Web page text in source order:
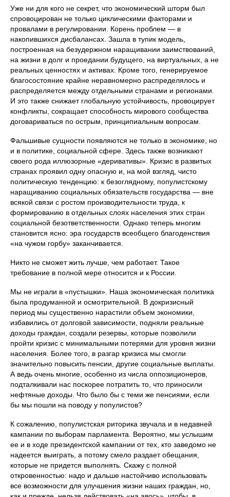
Уже ни для кого не секрет, что экономический шторм был
спровоцирован не только циклическими факторами и
провалами в регулировании. Корень проблем — в
накопившихся дисбалансах. Зашла в тупик модель,
построенная на безудержном наращивании заимствований,
на жизни в долг и проедании будущего, на виртуальных, а не
реальных ценностях и активах. Кроме того, генерируемое
благосостояние крайне неравномерно распределялось и
распределяется между отдельными странами и регионами.
И это также снижает глобальную устойчивость, провоцирует
конфликты, сокращает способность мирового сообщества
договариваться по острым, принципиальным вопросам.
Фальшивые сущности появляются не только в экономике, но
и в политике, социальной сфере. Здесь также возникают
своего рода иллюзорные «деривативы». Кризис в развитых
странах проявил одну опасную и, на мой взгляд, чисто
политическую тенденцию: к безоглядному, популистскому
наращиванию социальных обязательств государства — вне
всякой связи с ростом производительности труда, к
формированию в отдельных слоях населения этих стран
социальной безответственности. Однако теперь многим
становится ясно: эра государств всеобщего благоденствия
«на чужом горбу» заканчивается.
Никто не сможет жить лучше, чем работает. Такое
требование в полной мере относится и к России.
Мы не играли в «пустышки». Наша экономическая политика
была продуманной и осмотрительной. В докризисный
период мы существенно нарастили объем экономики,
избавились от долговой зависимости, подняли реальные
доходы граждан, создали резервы, которые позволили
пройти кризис с минимальными потерями для уровня жизни
населения. Более того, в разгар кризиса мы смогли
значительно повысить пенсии, другие социальные выплаты.
А ведь очень многие, особенно из числа оппозиционеров,
подталкивали нас поскорее потратить то, что приносили
нефтяные доходы. Что было бы с теми же пенсиями, если
бы мы пошли на поводу у популистов?
К сожалению, популистская риторика звучала и в недавней
кампании по выборам парламента. Вероятно, мы услышим
ее и в ходе президентской кампании от тех, кто заведомо не
надеется выиграть, а потому смело раздает обещания,
которые не придется выполнять. Скажу с полной
откровенностью: надо и дальше настойчиво использовать
все возможности для улучшения жизни наших граждан, но,